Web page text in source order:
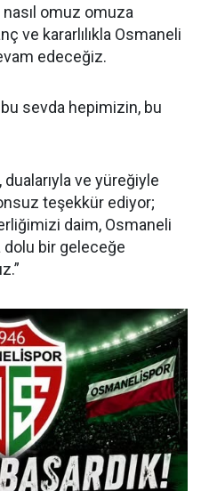
omuz omuza
ve kararlılıkla Osmaneli
edeceğiz.
sevda hepimizin, bu
ve yüreğiyle
teşekkür ediyor;
daim, Osmaneli
dolu bir geleceğe